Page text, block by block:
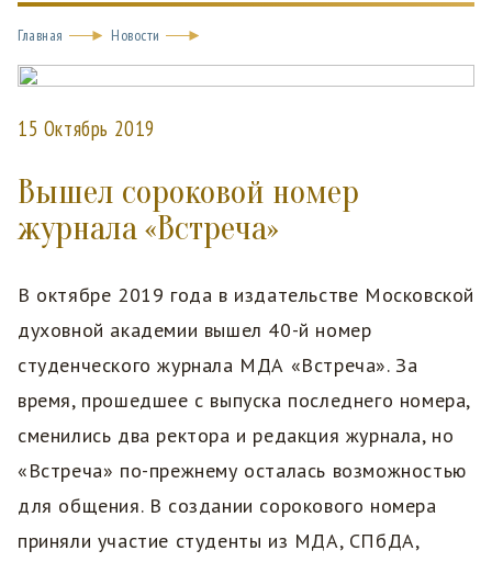
Главная Новости
15 Октябрь 2019
Вышел сороковой номер
журнала «Встреча»
В октябре 2019 года в издательстве Московской
духовной академии вышел 40-й номер
студенческого журнала МДА «Встреча». За
время, прошедшее с выпуска последнего номера,
сменились два ректора и редакция журнала, но
«Встреча» по-прежнему осталась возможностью
для общения. В создании сорокового номера
приняли участие студенты из МДА, СПбДА,